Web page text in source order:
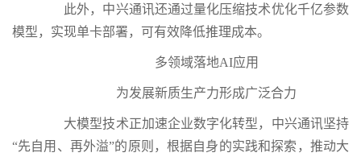
此外，中兴通讯还通过量化压缩技术优化千亿参数
模型，实现单卡部署，可有效降低推理成本。
多领域落地AI应用
为发展新质生产力形成广泛合力
大模型技术正加速企业数字化转型，中兴通讯坚持
“先自用、再外溢”的原则，根据自身的实践和探索，推动大